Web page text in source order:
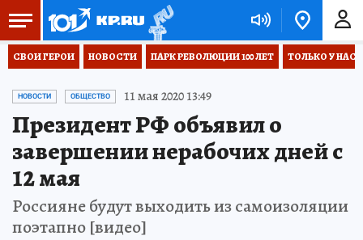
СВОИ ГЕРОИ НОВОСТИ ПАРК РЕВОЛЮЦИИ 100 ЛЕТ ТОЛЬКО У НАС
НОВОСТИ ОБЩЕСТВО 11 мая 2020 13:49
Президент РФ объявил о
завершении нерабочих дней с
12 мая
Россияне будут выходить из самоизоляции
поэтапно [видео]